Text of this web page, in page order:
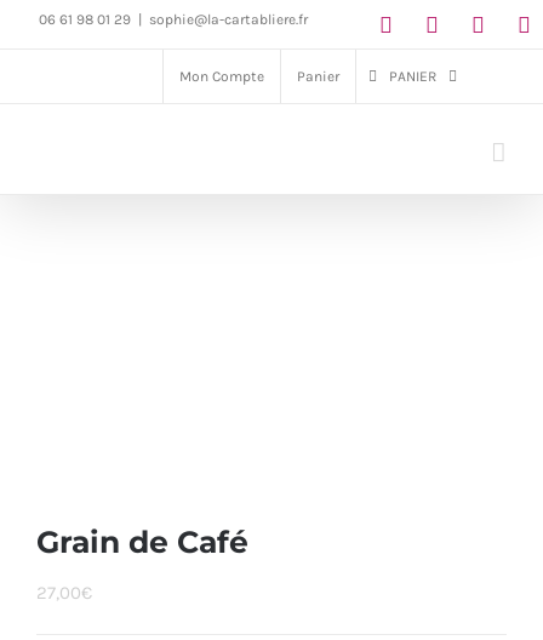
Passer06 61 98 01 29 sophie@la-cartabliere.fr
Mon Compte Panier PANIER
Grain de Café
27,00€